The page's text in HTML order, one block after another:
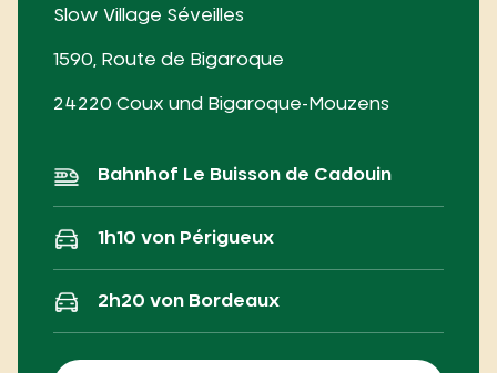
Slow Village Séveilles
1590, Route de Bigaroque
24220 Coux und Bigaroque-Mouzens
Bahnhof Le Buisson de Cadouin
1h10 von Périgueux
2h20 von Bordeaux